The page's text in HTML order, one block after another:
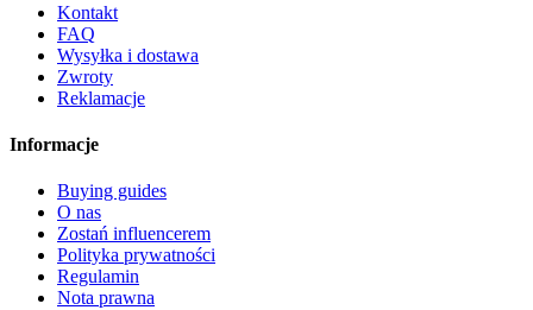
Kontakt
FAQ
Wysyłka i dostawa
Zwroty
Reklamacje
Informacje
Buying guides
O nas
Zostań influencerem
Polityka prywatności
Regulamin
Nota prawna